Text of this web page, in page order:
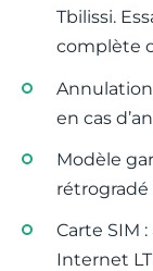
Tbilissi.
complète
en cas
Modèle
Carte SIM
Internet